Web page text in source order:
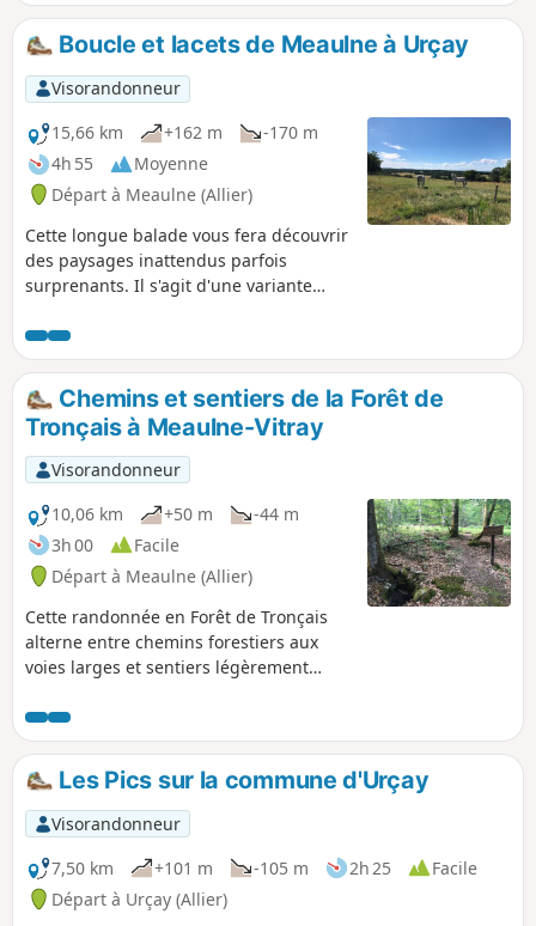
Boucle et lacets de Meaulne à Urçay
Visorandonneur
15,66 km
+162 m
-170 m
4h 55
Moyenne
Départ à Meaulne (Allier)
Cette longue balade vous fera découvrir
des paysages inattendus parfois
surprenants. Il s'agit d'une variante
comme : La Boucle du Vernet et La
Boucle d'Urçay. La voie verte,
nouvellement réhabilitée par des pistes
cyclable et pédestre, est dans le
parcours et donne une ambiance très
particulière à la fin de parcours.
Chemins et sentiers de la Forêt de
Tronçais à Meaulne-Vitray
Visorandonneur
10,06 km
+50 m
-44 m
3h 00
Facile
Départ à Meaulne (Allier)
Cette randonnée en Forêt de Tronçais
alterne entre chemins forestiers aux
voies larges et sentiers légèrement
passerez devant le fond Begault,
observerez les différents stades de
l'exploitation forestière.
Les Pics sur la commune d'Urçay
Visorandonneur
7,50 km
+101 m -105 m 2h 25
Facile
Départ à Urçay (Allier)